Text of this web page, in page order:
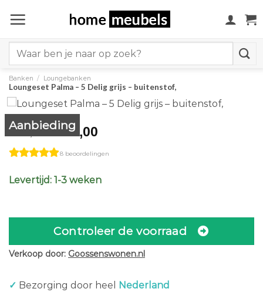
naar
for:
Banken / Loungebanken
Loungeset Palma – 5 Delig grijs – buitenstof,
Aanbieding
Original
price
was:
€3.889,00.
3.111,00
is:
8 beoordelingen
Levertijd: 1-3 weken
Controleer de voorraad
Verkoop door: Goossenswonen.nl
✓ Bezorging door heel
Nederland